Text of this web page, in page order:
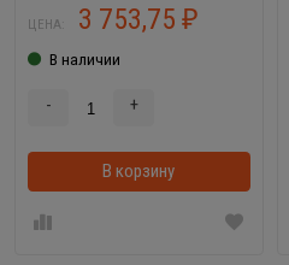
ЦЕНА: 3 753,75 ₽
В наличии
- +
В корзину